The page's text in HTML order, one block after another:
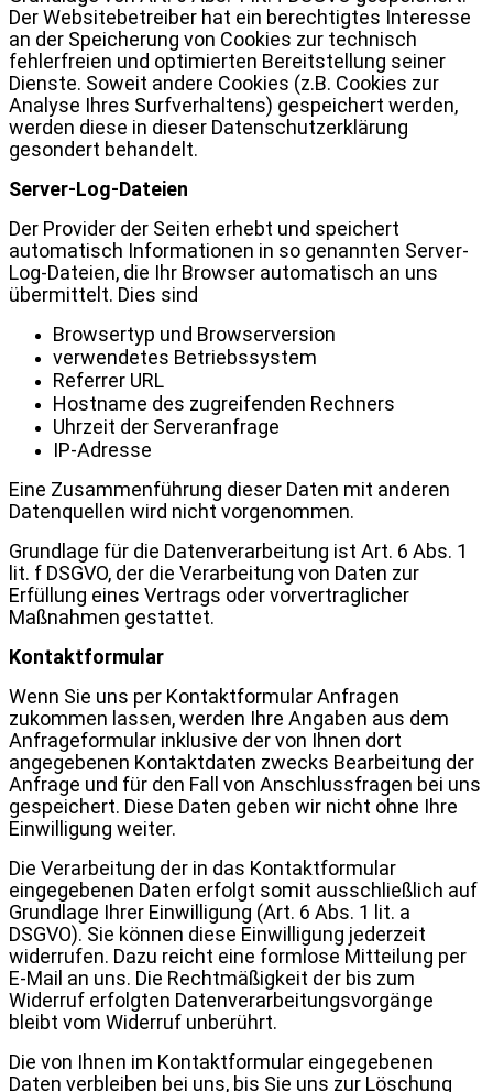
Der Websitebetreiber hat ein berechtigtes Interesse
an der Speicherung von Cookies zur technisch
fehlerfreien und optimierten Bereitstellung seiner
Dienste. Soweit andere Cookies (z.B. Cookies zur
Analyse Ihres Surfverhaltens) gespeichert werden,
werden diese in dieser Datenschutzerklärung
gesondert behandelt.
Server-Log-Dateien
Der Provider der Seiten erhebt und speichert
automatisch Informationen in so genannten Server-
Log-Dateien, die Ihr Browser automatisch an uns
übermittelt. Dies sind
Browsertyp und Browserversion
verwendetes Betriebssystem
Referrer URL
Hostname des zugreifenden Rechners
Uhrzeit der Serveranfrage
IP-Adresse
Eine Zusammenführung dieser Daten mit anderen
Datenquellen wird nicht vorgenommen.
Grundlage für die Datenverarbeitung ist Art. 6 Abs. 1
lit. f DSGVO, der die Verarbeitung von Daten zur
Erfüllung eines Vertrags oder vorvertraglicher
Maßnahmen gestattet.
Kontaktformular
Wenn Sie uns per Kontaktformular Anfragen
zukommen lassen, werden Ihre Angaben aus dem
Anfrageformular inklusive der von Ihnen dort
angegebenen Kontaktdaten zwecks Bearbeitung der
Anfrage und für den Fall von Anschlussfragen bei uns
gespeichert. Diese Daten geben wir nicht ohne Ihre
Einwilligung weiter.
Die Verarbeitung der in das Kontaktformular
eingegebenen Daten erfolgt somit ausschließlich auf
Grundlage Ihrer Einwilligung (Art. 6 Abs. 1 lit. a
DSGVO). Sie können diese Einwilligung jederzeit
widerrufen. Dazu reicht eine formlose Mitteilung per
E-Mail an uns. Die Rechtmäßigkeit der bis zum
Widerruf erfolgten Datenverarbeitungsvorgänge
bleibt vom Widerruf unberührt.
Die von Ihnen im Kontaktformular eingegebenen
Daten verbleiben bei uns, bis Sie uns zur Löschung